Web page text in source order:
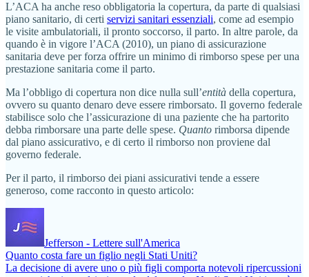
L’ACA ha anche reso obbligatoria la copertura, da parte di qualsiasi
piano sanitario, di certi servizi sanitari essenziali, come ad esempio
le visite ambulatoriali, il pronto soccorso, il parto. In altre parole, da
quando è in vigore l’ACA (2010), un piano di assicurazione
sanitaria deve per forza offrire un minimo di rimborso spese per una
prestazione sanitaria come il parto.
Ma l’obbligo di copertura non dice nulla sull’entità della copertura,
ovvero su quanto denaro deve essere rimborsato. Il governo federale
stabilisce solo che l’assicurazione di una paziente che ha partorito
debba rimborsare una parte delle spese. Quanto rimborsa dipende
dal piano assicurativo, e di certo il rimborso non proviene dal
governo federale.
Per il parto, il rimborso dei piani assicurativi tende a essere
generoso, come racconto in questo articolo:
Jefferson - Lettere sull'America
Quanto costa fare un figlio negli Stati Uniti?
La decisione di avere uno o più figli comporta notevoli ripercussioni